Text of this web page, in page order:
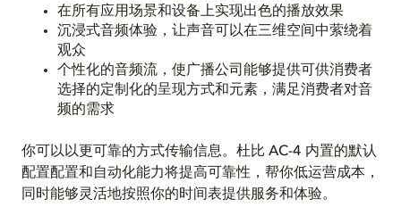
在所有应用场景和设备上实现出色的播放效果
沉浸式音频体验，让声音可以在三维空间中萦绕着
观众
个性化的音频流，使广播公司能够提供可供消费者
选择的定制化的呈现方式和元素，满足消费者对音
频的需求
你可以以更可靠的方式传输信息。杜比 AC-4 内置的默认
配置配置和自动化能力将提高可靠性，帮你低运营成本，
同时能够灵活地按照你的时间表提供服务和体验。